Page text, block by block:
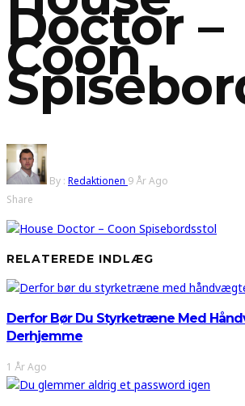
Doctor –
Coon
By : Redaktionen 9 År Ago
Share
RELATEREDE INDLÆG
Derfor Bør Du Styrketræne Med
Derhjemme
1 År Ago